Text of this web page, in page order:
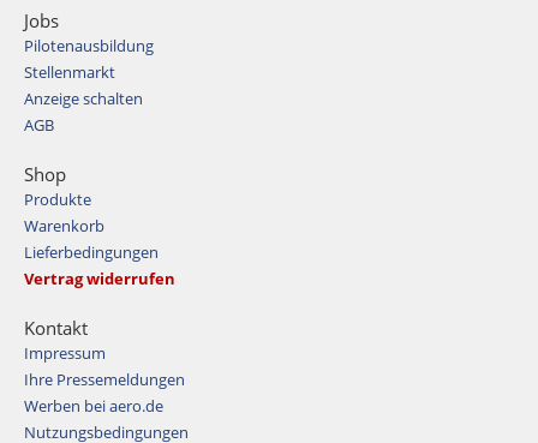
Jobs
Pilotenausbildung
Stellenmarkt
Anzeige schalten
AGB
Shop
Produkte
Warenkorb
Lieferbedingungen
Vertrag widerrufen
Kontakt
Impressum
Ihre Pressemeldungen
Werben bei aero.de
Nutzungsbedingungen